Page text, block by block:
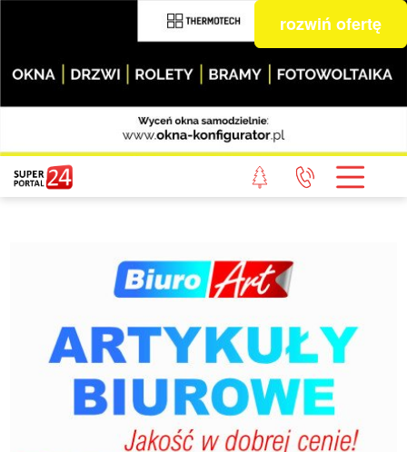
rozwiń ofertę
STRONA GŁÓWNA
POWIAT GRYFICKI
WIADOMOŚCI Z LASU
STUDIO SUPERPORTALU
REDAKCJA
REGULAMIN